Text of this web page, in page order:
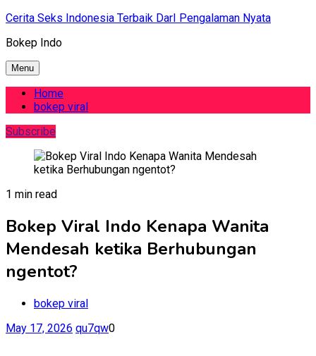
Skip
content
Cerita Seks Indonesia Terbaik DarI Pengalaman Nyata
Bokep Indo
Menu
Home
bokep viral
Subscribe
1 min read
Bokep Viral Indo Kenapa Wanita
Mendesah ketika Berhubungan
ngentot?
bokep viral
May 17, 2026 qu7qw0